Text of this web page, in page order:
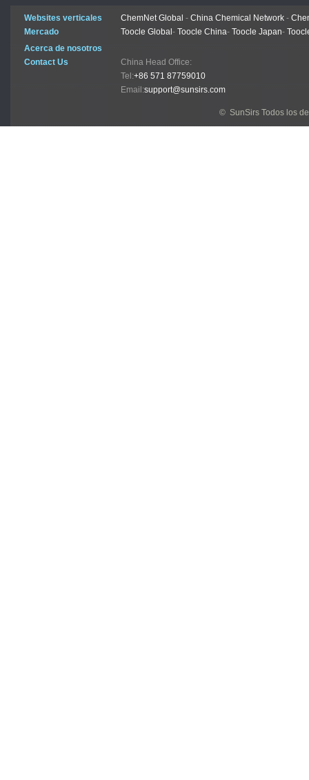
Websites verticales ChemNet Global - China Chemical Network -
Mercado
Toocle Global - Toocle China- Toocle Japan-
Acerca de nosotros
Contact Us
China Head Office:
Tel:+86 571 87759010
Email:support@sunsirs.com
© SunSirs Todos los